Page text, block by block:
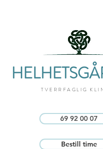
TVERRFAGLIG
69 92 00 07
Bestill time